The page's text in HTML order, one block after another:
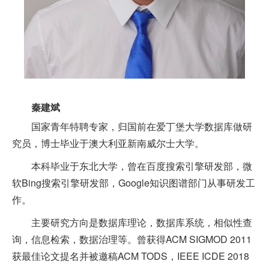
秦建斌
国家青年特聘专家，归国前在爱丁堡大学数据库做研
究员，博士毕业于澳大利亚新南威尔士大学。
本科毕业于东北大学，曾在百度搜索引擎研发部，微
软Bing搜索引擎研发部，Google知识图谱部门从事研发工
作。
主要研究方向是数据库理论，数据库系统，相似性查
询，信息检索，数据治理等。曾获得ACM SIGMOD 2011
获最佳论文提名并被邀稿ACM TODS，IEEE ICDE 2018